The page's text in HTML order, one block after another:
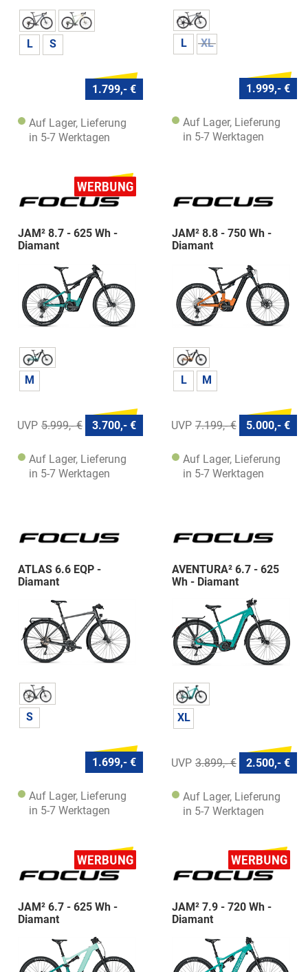
L S
1.799,- €
Auf Lager, Lieferung
in 5-7 Werktagen
L XL
1.999,- €
Auf Lager, Lieferung
in 5-7 Werktagen
JAM² 8.7 - 625 Wh -
Diamant
M
5.999,- € 3.700,- €
Auf Lager, Lieferung
in 5-7 Werktagen
JAM² 8.8 - 750 Wh -
Diamant
L M
7.199,- € 5.000,- €
Auf Lager, Lieferung
in 5-7 Werktagen
ATLAS 6.6 EQP -
Diamant
S
1.699,- €
Auf Lager, Lieferung
in 5-7 Werktagen
AVENTURA² 6.7 - 625
Wh - Diamant
XL
3.899,- € 2.500,- €
Auf Lager, Lieferung
in 5-7 Werktagen
JAM² 6.7 - 625 Wh -
Diamant
JAM² 7.9 - 720 Wh -
Diamant